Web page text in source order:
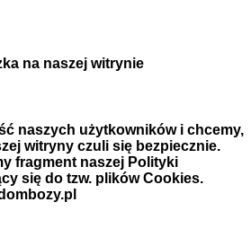
na naszej witrynie
naszych użytkowników i chcemy,
witryny czuli się bezpiecznie.
fragment naszej Polityki
się do tzw. plików Cookies.